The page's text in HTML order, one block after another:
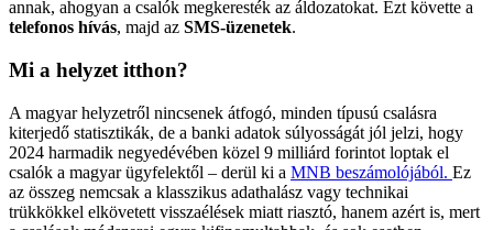
annak, ahogyan a csalók megkeresték az áldozatokat. Ezt követte a
telefonos hívás, majd az SMS-üzenetek.
Mi a helyzet itthon?
A magyar helyzetről nincsenek átfogó, minden típusú csalásra
kiterjedő statisztikák, de a banki adatok súlyosságát jól jelzi, hogy
2024 harmadik negyedévében közel 9 milliárd forintot loptak el
csalók a magyar ügyfelektől – derül ki a MNB beszámolójából. Ez
az összeg nemcsak a klasszikus adathalász vagy technikai
trükkökkel elkövetett visszaélések miatt riasztó, hanem azért is, mert